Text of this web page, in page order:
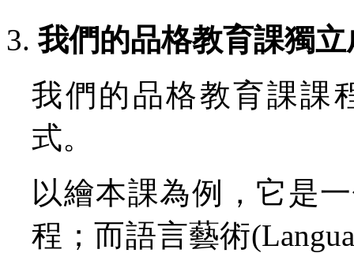
我們的品格教育課獨
我們的品格教育課課
式。
以繪本課為例，它是
程；而語言藝術